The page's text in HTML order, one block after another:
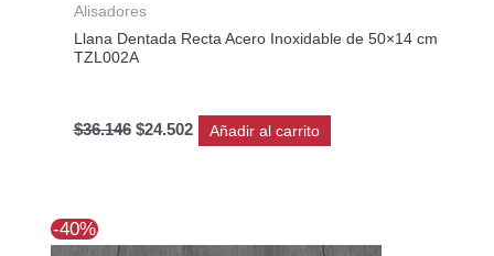
Alisadores
Llana Dentada Recta Acero Inoxidable de 50×14 cm
TZL002A
$36.146 $24.502 Añadir al carrito
-40%
precio precio